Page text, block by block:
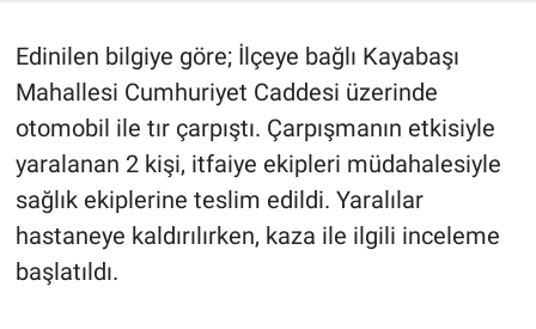
Edinilen bilgiye göre; İlçeye bağlı Kayabaşı
Mahallesi Cumhuriyet Caddesi üzerinde
otomobil ile tır çarpıştı. Çarpışmanın etkisiyle
yaralanan 2 kişi, itfaiye ekipleri müdahalesiyle
sağlık ekiplerine teslim edildi. Yaralılar
hastaneye kaldırılırken, kaza ile ilgili inceleme
başlatıldı.
ÇEVRE
HABERDE İNSAN
EĞİTİM
BİLİM VE TEKNOLOJİ